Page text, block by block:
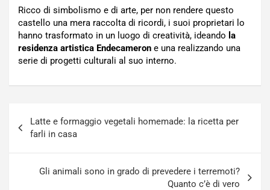
Ricco di simbolismo e di arte, per non rendere questo
castello una mera raccolta di ricordi, i suoi proprietari lo
hanno trasformato in un luogo di creatività, ideando la
residenza artistica Endecameron e una realizzando una
serie di progetti culturali al suo interno.
articoli
Latte e formaggio vegetali homemade: la ricetta per
farli in casa
Gli animali sono in grado di prevedere i terremoti?
Quanto c’è di vero